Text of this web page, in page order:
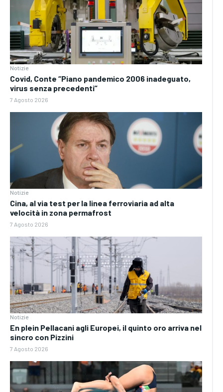
Notizie
Covid, Conte “Piano pandemico 2006 inadeguato,
virus senza precedenti”
7 Agosto 2026
Notizie
Cina, al via test per la linea ferroviaria ad alta
velocità in zona permafrost
7 Agosto 2026
Notizie
En plein Pellacani agli Europei, il quinto oro arriva nel
sincro con Pizzini
7 Agosto 2026